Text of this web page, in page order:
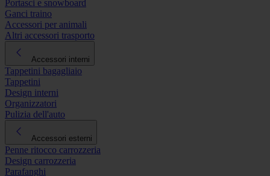
Portasci e snowboard
Ganci traino
Accessori per animali
Altri accessori trasporto
Accessori interni
Tappetini bagagliaio
Tappetini
Design interni
Organizzatori
Pulizia dell'auto
Accessori esterni
Penne ritocco carrozzeria
Design carrozzeria
Parafanghi